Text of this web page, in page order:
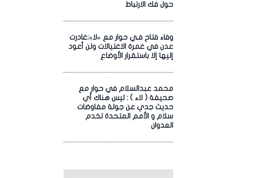
حول فك الارتباط
وفاء فتاح فـي حوار مع «لا»:غادرت
عدن في غمرة الاغتيالات ولن أعود
إليها إلا باستقرار الأوضاع
محمد عبدالسلام في حوار مع
صحيفة ( لاء ) : ليس هناك أي
حديث جدي عن جولة مفاوضات
سلام و الأمم المتحدة تخدم
العدوان